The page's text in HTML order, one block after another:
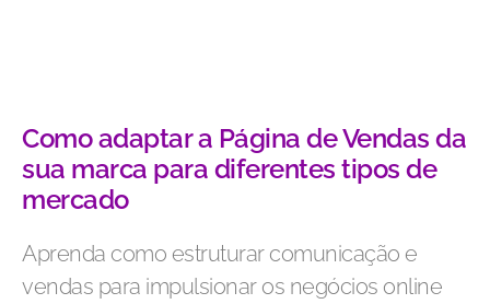
Como adaptar a Página de Vendas da
sua marca para diferentes tipos de
mercado
Aprenda como estruturar comunicação e
vendas para impulsionar os negócios online